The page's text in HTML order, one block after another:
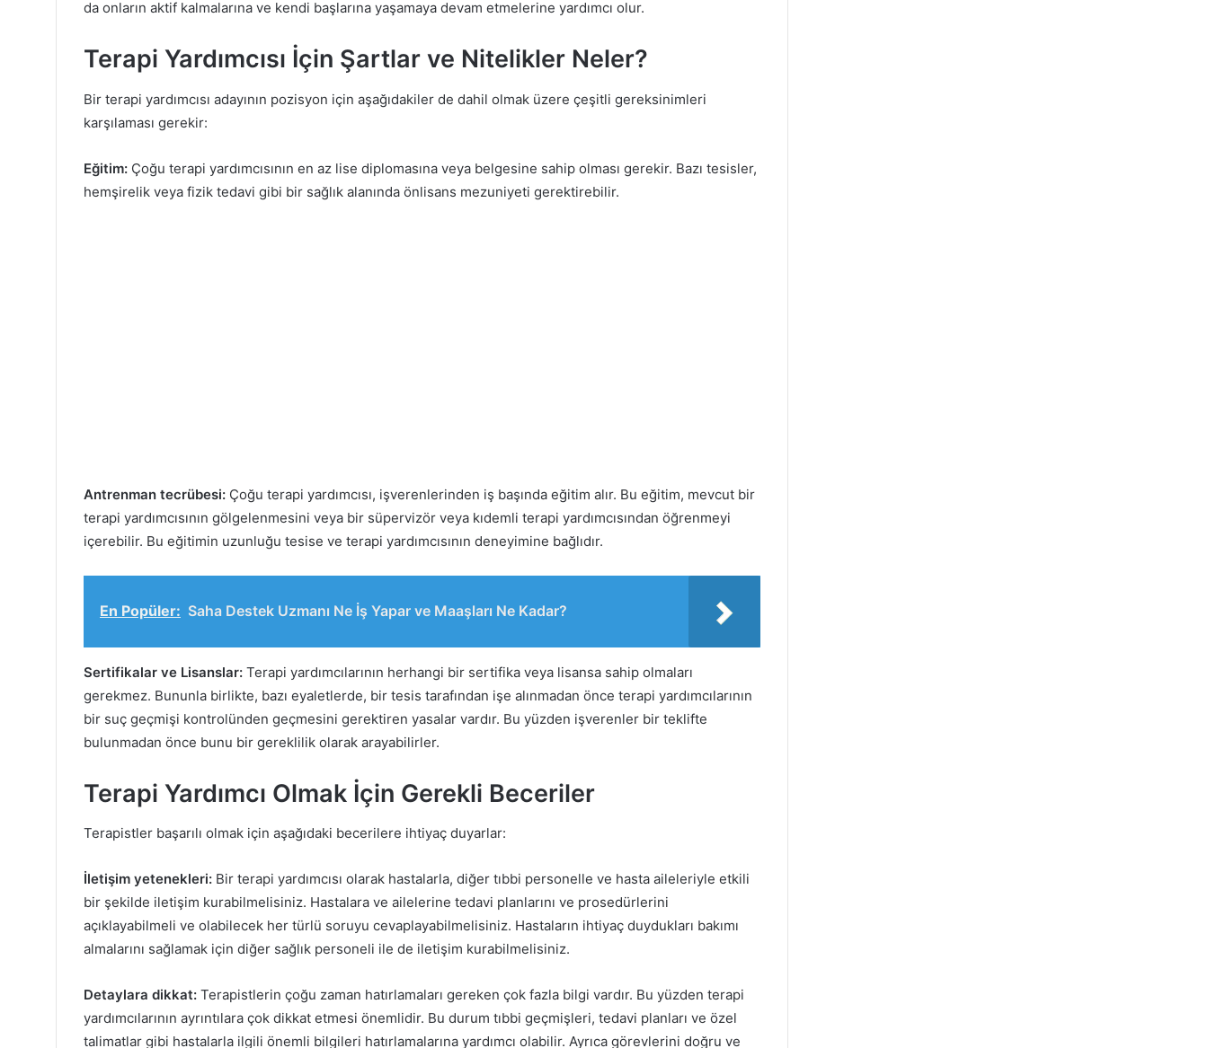
da onların aktif kalmalarına ve kendi başlarına yaşamaya devam etmelerine yardımcı olur.
Terapi Yardımcısı İçin Şartlar ve Nitelikler Neler?
Bir terapi yardımcısı adayının pozisyon için aşağıdakiler de dahil olmak üzere çeşitli gereksinimleri
karşılaması gerekir:
Eğitim: Çoğu terapi yardımcısının en az lise diplomasına veya belgesine sahip olması gerekir. Bazı tesisler,
hemşirelik veya fizik tedavi gibi bir sağlık alanında önlisans mezuniyeti gerektirebilir.
Antrenman tecrübesi: Çoğu terapi yardımcısı, işverenlerinden iş başında eğitim alır. Bu eğitim, mevcut bir
terapi yardımcısının gölgelenmesini veya bir süpervizör veya kıdemli terapi yardımcısından öğrenmeyi
içerebilir. Bu eğitimin uzunluğu tesise ve terapi yardımcısının deneyimine bağlıdır.
En Popüler: Saha Destek Uzmanı Ne İş Yapar ve Maaşları Ne Kadar?
Sertifikalar ve Lisanslar: Terapi yardımcılarının herhangi bir sertifika veya lisansa sahip olmaları
gerekmez. Bununla birlikte, bazı eyaletlerde, bir tesis tarafından işe alınmadan önce terapi yardımcılarının
bir suç geçmişi kontrolünden geçmesini gerektiren yasalar vardır. Bu yüzden işverenler bir teklifte
bulunmadan önce bunu bir gereklilik olarak arayabilirler.
Terapi Yardımcı Olmak İçin Gerekli Beceriler
Terapistler başarılı olmak için aşağıdaki becerilere ihtiyaç duyarlar:
İletişim yetenekleri: Bir terapi yardımcısı olarak hastalarla, diğer tıbbi personelle ve hasta aileleriyle etkili
bir şekilde iletişim kurabilmelisiniz. Hastalara ve ailelerine tedavi planlarını ve prosedürlerini
açıklayabilmeli ve olabilecek her türlü soruyu cevaplayabilmelisiniz. Hastaların ihtiyaç duydukları bakımı
almalarını sağlamak için diğer sağlık personeli ile de iletişim kurabilmelisiniz.
Detaylara dikkat: Terapistlerin çoğu zaman hatırlamaları gereken çok fazla bilgi vardır. Bu yüzden terapi
yardımcılarının ayrıntılara çok dikkat etmesi önemlidir. Bu durum tıbbi geçmişleri, tedavi planları ve özel
talimatlar gibi hastalarla ilgili önemli bilgileri hatırlamalarına yardımcı olabilir. Ayrıca görevlerini doğru ve